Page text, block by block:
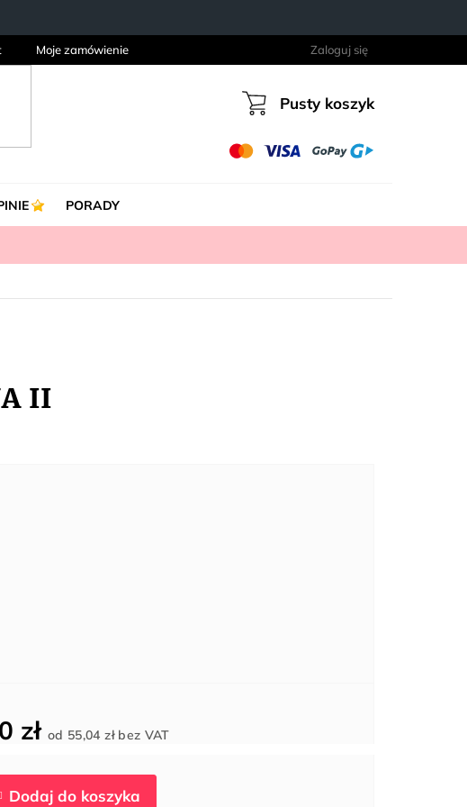
Moje zamówienie Zaloguj się
Koszyk
Pusty koszyk
PORADY
II
zł od 55,04 złbez VAT